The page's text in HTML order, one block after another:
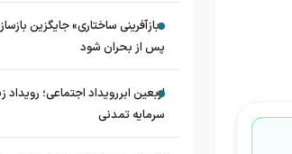
«بازآفرینی ساختاری» جایگزین
پس از بحران شود
اربعین ابررویداد اجتماعی؛ رویداد
سرمایه تمدنی